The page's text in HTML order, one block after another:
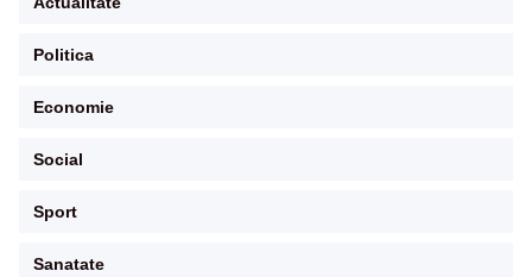
Politica
Economie
Social
Sport
Sanatate